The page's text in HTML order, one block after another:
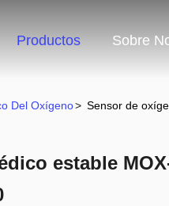
Productos Sobre
Del Oxígeno> Sensor de
estable